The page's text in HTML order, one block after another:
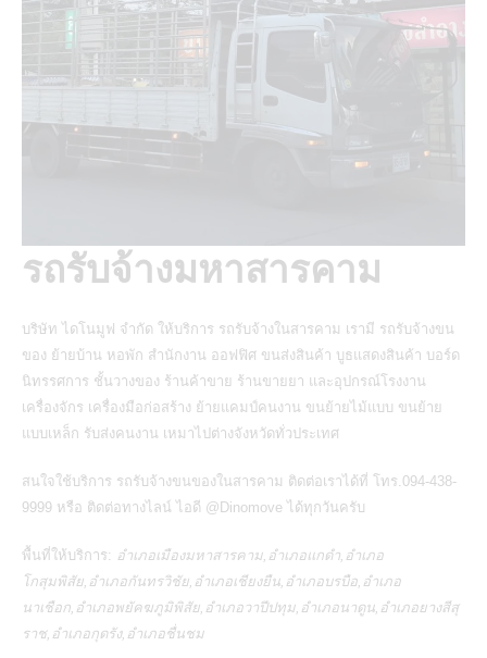
รถรับจ้างมหาสารคาม
บริษัท ไดโนมูฟ จำกัด ให้บริการ รถรับจ้างในสารคาม เรามี รถรับจ้างขน
ของ ย้ายบ้าน หอพัก สำนักงาน ออฟฟิศ ขนส่งสินค้า บูธแสดงสินค้า บอร์ด
นิทรรศการ ชั้นวางของ ร้านค้าขาย ร้านขายยา และอุปกรณ์โรงงาน
เครื่องจักร เครื่องมือก่อสร้าง ย้ายแคมป์คนงาน ขนย้ายไม้แบบ ขนย้าย
แบบเหล็ก รับส่งคนงาน เหมาไปต่างจังหวัดทั่วประเทศ
สนใจใช้บริการ รถรับจ้างขนของในสารคาม ติดต่อเราได้ที่ โทร.094-438-
9999 หรือ ติดต่อทางไลน์ ไอดี @Dinomove ได้ทุกวันครับ
พื้นที่ให้บริการ: อำเภอเมืองมหาสารคาม,อำเภอแกดำ,อำเภอ
โกสุมพิสัย,อำเภอกันทรวิชัย,อำเภอเชียงยืน,อำเภอบรบือ,อำเภอ
นาเชือก,อำเภอพยัคฆภูมิพิสัย,อำเภอวาปีปทุม,อำเภอนาดูน,อำเภอยางสีสุ
ราช,อำเภอกุดรัง,อำเภอชื่นชม